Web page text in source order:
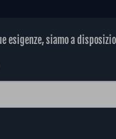
esigenze, siamo a